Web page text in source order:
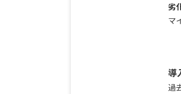
劣
マ
導
過